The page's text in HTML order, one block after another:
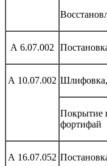
А 6.07.002
А 10.07.002
Покрытие
фортифай
А 16.07.052